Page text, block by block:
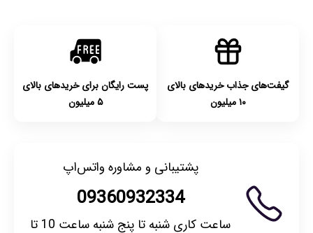
گیفت‌های جذاب خریدهای بالای
۱۰ میلیون
پست رایگان برای خریدهای بالای
۵ میلیون
پشتیبانی و مشاوره واتس‌اپ
09360932334
ساعت کاری شنبه تا پنج شنبه ساعت 10 تا